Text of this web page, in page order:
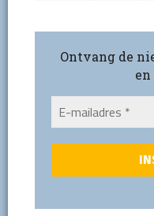
Ontvang de